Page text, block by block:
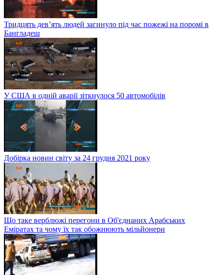
Тридцять дев’ять людей загинуло під час пожежі на поромі в
Бангладеш
У США в одній аварії зіткнулося 50 автомобілів
Добірка новин світу за 24 грудня 2021 року
Що таке верблюжі перегони в Об'єднаних Арабських
Еміратах та чому їх так обожнюють мільйонери